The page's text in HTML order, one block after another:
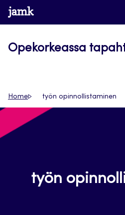
Siirry
suoraan
www.jamk.fi
Opekorkeassa
Home työn opinnollistaminen
työn